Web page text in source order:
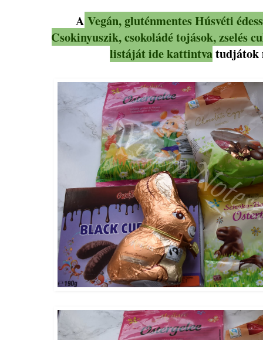
A Vegán, gluténmentes Húsvéti
Csokinyuszik, csokoládé tojások, zselés
listáját ide kattintvatudjátok